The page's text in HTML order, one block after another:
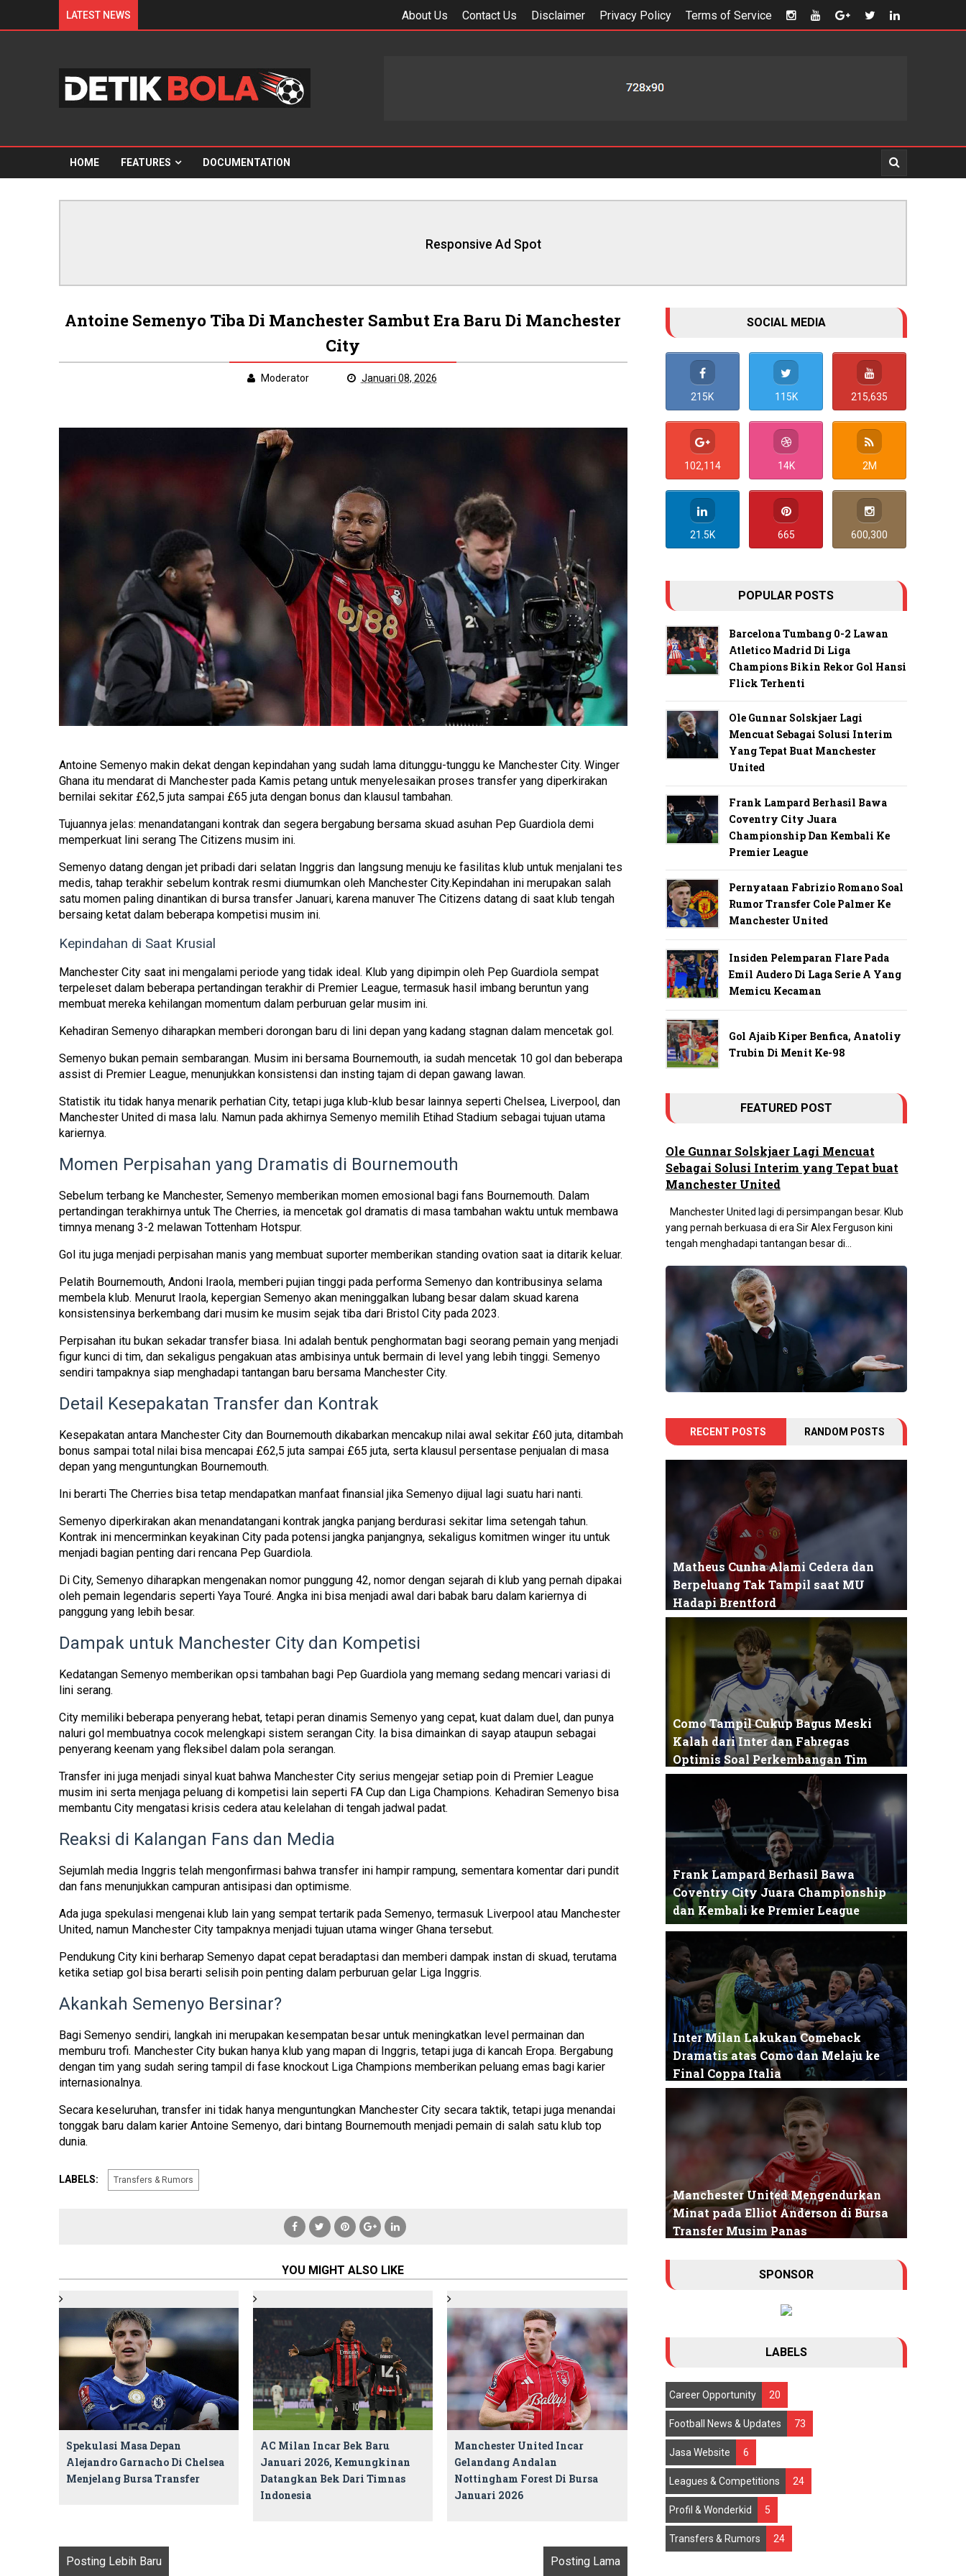
LATEST NEWS About Us Contact Us Disclaimer Privacy Policy Terms of Service
HOME FEATURES DOCUMENTATION
Responsive Ad Spot
Antoine Semenyo Tiba Di Manchester Sambut Era Baru Di Manchester
City
Moderator Januari 08, 2026
Antoine Semenyo makin dekat dengan kepindahan yang sudah lama ditunggu-tunggu ke Manchester City. Winger
Ghana itu mendarat di Manchester pada Kamis petang untuk menyelesaikan proses transfer yang diperkirakan
bernilai sekitar £62,5 juta sampai £65 juta dengan bonus dan klausul tambahan.
Tujuannya jelas: menandatangani kontrak dan segera bergabung bersama skuad asuhan Pep Guardiola demi
memperkuat lini serang The Citizens musim ini.
Semenyo datang dengan jet pribadi dari selatan Inggris dan langsung menuju ke fasilitas klub untuk menjalani tes
medis, tahap terakhir sebelum kontrak resmi diumumkan oleh Manchester City.Kepindahan ini merupakan salah
satu momen paling dinantikan di bursa transfer Januari, karena manuver The Citizens datang di saat klub tengah
bersaing ketat dalam beberapa kompetisi musim ini.
Kepindahan di Saat Krusial
Manchester City saat ini mengalami periode yang tidak ideal. Klub yang dipimpin oleh Pep Guardiola sempat
terpeleset dalam beberapa pertandingan terakhir di Premier League, termasuk hasil imbang beruntun yang
membuat mereka kehilangan momentum dalam perburuan gelar musim ini.
Kehadiran Semenyo diharapkan memberi dorongan baru di lini depan yang kadang stagnan dalam mencetak gol.
Semenyo bukan pemain sembarangan. Musim ini bersama Bournemouth, ia sudah mencetak 10 gol dan beberapa
assist di Premier League, menunjukkan konsistensi dan insting tajam di depan gawang lawan.
Statistik itu tidak hanya menarik perhatian City, tetapi juga klub-klub besar lainnya seperti Chelsea, Liverpool, dan
Manchester United di masa lalu. Namun pada akhirnya Semenyo memilih Etihad Stadium sebagai tujuan utama
kariernya.
Momen Perpisahan yang Dramatis di Bournemouth
Sebelum terbang ke Manchester, Semenyo memberikan momen emosional bagi fans Bournemouth. Dalam
pertandingan terakhirnya untuk The Cherries, ia mencetak gol dramatis di masa tambahan waktu untuk membawa
timnya menang 3-2 melawan Tottenham Hotspur.
Gol itu juga menjadi perpisahan manis yang membuat suporter memberikan standing ovation saat ia ditarik keluar.
Pelatih Bournemouth, Andoni Iraola, memberi pujian tinggi pada performa Semenyo dan kontribusinya selama
membela klub. Menurut Iraola, kepergian Semenyo akan meninggalkan lubang besar dalam skuad karena
konsistensinya berkembang dari musim ke musim sejak tiba dari Bristol City pada 2023.
Perpisahan itu bukan sekadar transfer biasa. Ini adalah bentuk penghormatan bagi seorang pemain yang menjadi
figur kunci di tim, dan sekaligus pengakuan atas ambisinya untuk bermain di level yang lebih tinggi. Semenyo
sendiri tampaknya siap menghadapi tantangan baru bersama Manchester City.
Detail Kesepakatan Transfer dan Kontrak
Kesepakatan antara Manchester City dan Bournemouth dikabarkan mencakup nilai awal sekitar £60 juta, ditambah
bonus sampai total nilai bisa mencapai £62,5 juta sampai £65 juta, serta klausul persentase penjualan di masa
depan yang menguntungkan Bournemouth.
Ini berarti The Cherries bisa tetap mendapatkan manfaat finansial jika Semenyo dijual lagi suatu hari nanti.
Semenyo diperkirakan akan menandatangani kontrak jangka panjang berdurasi sekitar lima setengah tahun.
Kontrak ini mencerminkan keyakinan City pada potensi jangka panjangnya, sekaligus komitmen winger itu untuk
menjadi bagian penting dari rencana Pep Guardiola.
Di City, Semenyo diharapkan mengenakan nomor punggung 42, nomor dengan sejarah di klub yang pernah dipakai
oleh pemain legendaris seperti Yaya Touré. Angka ini bisa menjadi awal dari babak baru dalam kariernya di
panggung yang lebih besar.
Dampak untuk Manchester City dan Kompetisi
Kedatangan Semenyo memberikan opsi tambahan bagi Pep Guardiola yang memang sedang mencari variasi di
lini serang.
City memiliki beberapa penyerang hebat, tetapi peran dinamis Semenyo yang cepat, kuat dalam duel, dan punya
naluri gol membuatnya cocok melengkapi sistem serangan City. Ia bisa dimainkan di sayap ataupun sebagai
penyerang keenam yang fleksibel dalam pola serangan.
Transfer ini juga menjadi sinyal kuat bahwa Manchester City serius mengejar setiap poin di Premier League
musim ini serta menjaga peluang di kompetisi lain seperti FA Cup dan Liga Champions. Kehadiran Semenyo bisa
membantu City mengatasi krisis cedera atau kelelahan di tengah jadwal padat.
Reaksi di Kalangan Fans dan Media
Sejumlah media Inggris telah mengonfirmasi bahwa transfer ini hampir rampung, sementara komentar dari pundit
dan fans menunjukkan campuran antisipasi dan optimisme.
Ada juga spekulasi mengenai klub lain yang sempat tertarik pada Semenyo, termasuk Liverpool atau Manchester
United, namun Manchester City tampaknya menjadi tujuan utama winger Ghana tersebut.
Pendukung City kini berharap Semenyo dapat cepat beradaptasi dan memberi dampak instan di skuad, terutama
ketika setiap gol bisa berarti selisih poin penting dalam perburuan gelar Liga Inggris.
Akankah Semenyo Bersinar?
Bagi Semenyo sendiri, langkah ini merupakan kesempatan besar untuk meningkatkan level permainan dan
memburu trofi. Manchester City bukan hanya klub yang mapan di Inggris, tetapi juga di kancah Eropa. Bergabung
dengan tim yang sudah sering tampil di fase knockout Liga Champions memberikan peluang emas bagi karier
internasionalnya.
Secara keseluruhan, transfer ini tidak hanya menguntungkan Manchester City secara taktik, tetapi juga menandai
tonggak baru dalam karier Antoine Semenyo, dari bintang Bournemouth menjadi pemain di salah satu klub top
dunia.
LABELS: Transfers & Rumors
YOU MIGHT ALSO LIKE
Spekulasi Masa Depan
Alejandro Garnacho Di Chelsea
Menjelang Bursa Transfer
AC Milan Incar Bek Baru
Januari 2026, Kemungkinan
Datangkan Bek Dari Timnas
Indonesia
Manchester United Incar
Gelandang Andalan
Nottingham Forest Di Bursa
Januari 2026
Posting Lebih Baru Posting Lama
SOCIAL MEDIA
215K 115K 215,635
102,114 14K 2M
21.5K 665 600,300
POPULAR POSTS
Barcelona Tumbang 0-2 Lawan
Atletico Madrid Di Liga
Champions Bikin Rekor Gol Hansi
Flick Terhenti
Ole Gunnar Solskjaer Lagi
Mencuat Sebagai Solusi Interim
Yang Tepat Buat Manchester
United
Frank Lampard Berhasil Bawa
Coventry City Juara
Championship Dan Kembali Ke
Premier League
Pernyataan Fabrizio Romano Soal
Rumor Transfer Cole Palmer Ke
Manchester United
Insiden Pelemparan Flare Pada
Emil Audero Di Laga Serie A Yang
Memicu Kecaman
Gol Ajaib Kiper Benfica, Anatoliy
Trubin Di Menit Ke-98
FEATURED POST
Ole Gunnar Solskjaer Lagi Mencuat
Sebagai Solusi Interim yang Tepat buat
Manchester United
Manchester United lagi di persimpangan besar. Klub
yang pernah berkuasa di era Sir Alex Ferguson kini
tengah menghadapi tantangan besar di...
RECENT POSTS RANDOM POSTS
Matheus Cunha Alami Cedera dan
Berpeluang Tak Tampil saat MU
Hadapi Brentford
Matheus Cunha, penyerang andalan Manchester
United, baru-baru ini menghadapi kekhawa...
Como Tampil Cukup Bagus Meski
Kalah dari Inter dan Fabregas
Optimis Soal Perkembangan Tim
Pertandingan semifinal Coppa Italia antara Como
dan Inter Milan menjadi salah satu l...
Frank Lampard Berhasil Bawa
Coventry City Juara Championship
dan Kembali ke Premier League
Coventry City akhirnya menutup musim
2025/2026 dengan hasil yang luar biasa: mereka
...
Inter Milan Lakukan Comeback
Dramatis atas Como dan Melaju ke
Final Coppa Italia
Inter Milan kembali menegaskan posisinya
sebagai tim dengan mentalitas kuat setelah ...
Manchester United Mengendurkan
Minat pada Elliot Anderson di Bursa
Transfer Musim Panas
Manchester United tampaknya mengubah arah
strategi transfer mereka menjelang bursa m...
SPONSOR
LABELS
Career Opportunity 20
Football News & Updates 73
Jasa Website 6
Leagues & Competitions 24
Profil & Wonderkid 5
Transfers & Rumors 24